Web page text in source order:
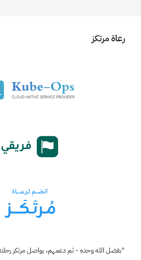
رعاة مرتكز
"بفضل الله وحده - ثم دعمهم، يواصل مرتكز